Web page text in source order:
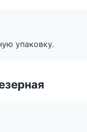
упаковку.